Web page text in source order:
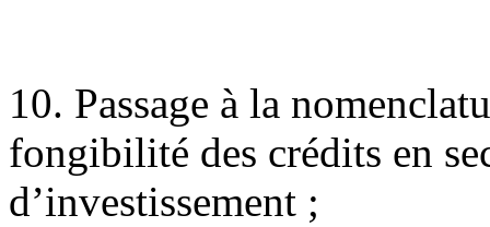
10. Passage à la
fongibilité des crédits en
d’investissement ;